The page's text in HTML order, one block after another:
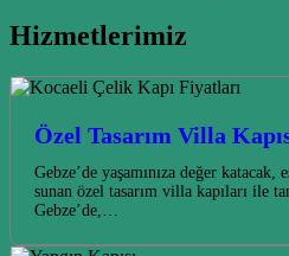
Hizmetlerimiz
Özel Tasarım Villa
Gebze’de yaşamınıza değer
sunan özel tasarım villa kapıları ile
Gebze’de,…